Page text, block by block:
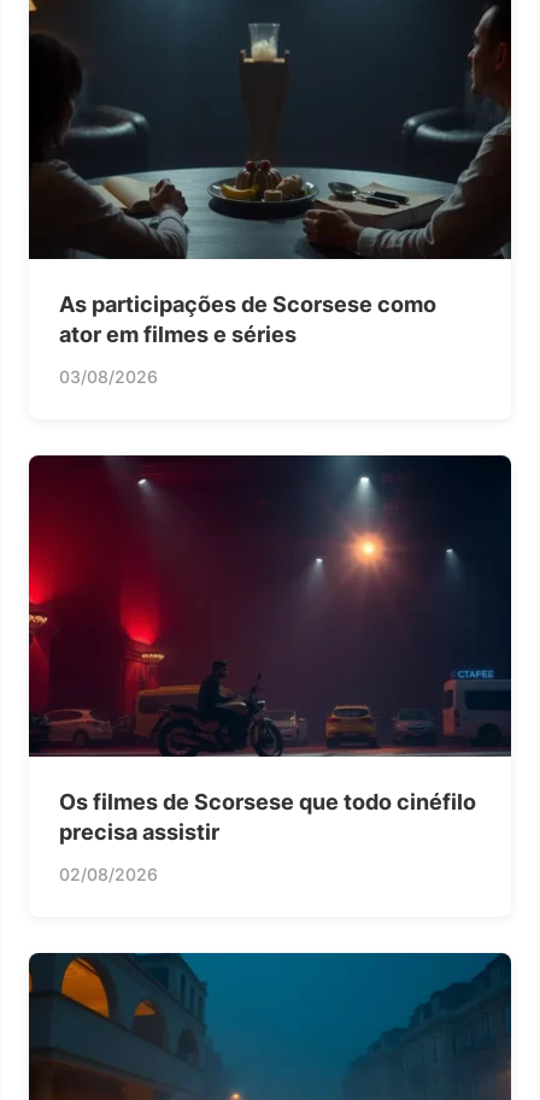
As participações de Scorsese como
ator em filmes e séries
03/08/2026
Os filmes de Scorsese que todo cinéfilo
precisa assistir
02/08/2026